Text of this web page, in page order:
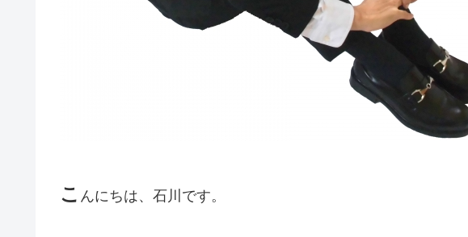
こ んにちは、石川です。